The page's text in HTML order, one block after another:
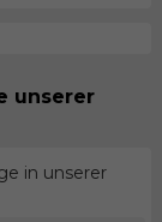
unserer
in unserer